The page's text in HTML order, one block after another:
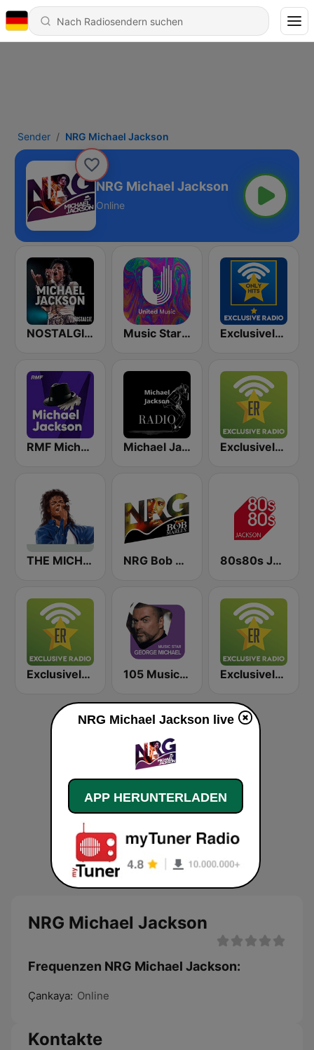
Sender NRG Michael Jackson
NRG Michael Jackson
Online
NOSTALGIE MICHAEL JACKSON Music Star Michael Jackson - United Music Exclusively Michael Jackson - HITS
RMF Michael Jackson Michael Jackson Radio Exclusively Michael Jackson
THE MICHAEL JACKSON RADIO STORY NRG Bob Marley 80s80s Jackson
Exclusively Eminem 105 Music Star: George Michael Exclusively Justin Bieber
NRG Michael Jackson
Frequenzen NRG Michael Jackson:
Çankaya: Online
Kontakte
NRG Michael Jackson live
APP HERUNTERLADEN